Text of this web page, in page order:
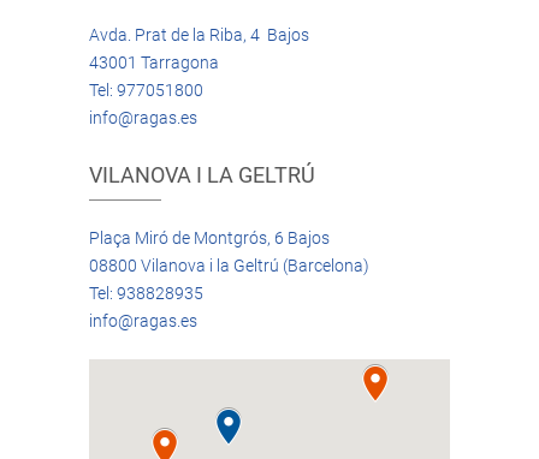
Avda. Prat de la Riba, 4 Bajos
43001 Tarragona
Tel: 977051800
info@ragas.es
VILANOVA I LA GELTRÚ
Plaça Miró de Montgrós, 6 Bajos
08800 Vilanova i la Geltrú (Barcelona)
Tel: 938828935
info@ragas.es